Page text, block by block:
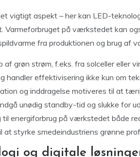
vigtigt aspekt – her kan LED-
Varmeforbruget på værkstedet kan
fra produktionen og brug af
af grøn strøm, f.eks. fra solceller eller
handler effektivisering ikke kun om
og inddragelse motiveres til at
unødig standby-tid og slukke for
energiforbrug på værkstedet både
at styrke smedeindustriens grønne
og digitale